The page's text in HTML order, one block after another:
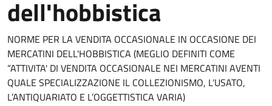
dell'hobbistica
NORME PER LA VENDITA OCCASIONALE IN OCCASIONE DEI
MERCATINI DELL'HOBBISTICA (MEGLIO DEFINITI COME
“ATTIVITA' DI VENDITA OCCASIONALE NEI MERCATINI AVENTI
QUALE SPECIALIZZAZIONE IL COLLEZIONISMO, L’USATO,
L’ANTIQUARIATO E L’OGGETTISTICA VARIA)